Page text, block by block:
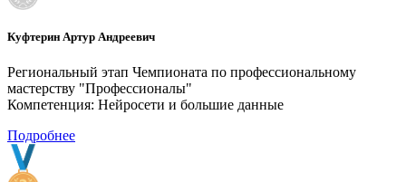
Куфтерин Артур Андреевич
Региональный этап Чемпионата по профессиональному
мастерству "Профессионалы"
Компетенция: Нейросети и большие данные
Подробнее